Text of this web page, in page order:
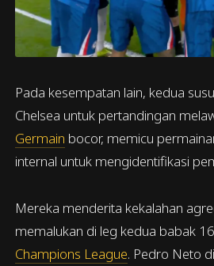
Pada kesempatan lain, kedua
Chelsea untuk pertandingan
Germain bocor, memicu
internal untuk mengidentifikasi
Mereka menderita kekalahan
memalukan di leg kedua babak
Champions League. Pedro Neto